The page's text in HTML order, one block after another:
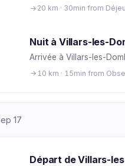
20 km · 30min from
Nuit à Villars-les-
Arrivée à Villars-les-
10 km · 15min from
17
Départ de Villars-